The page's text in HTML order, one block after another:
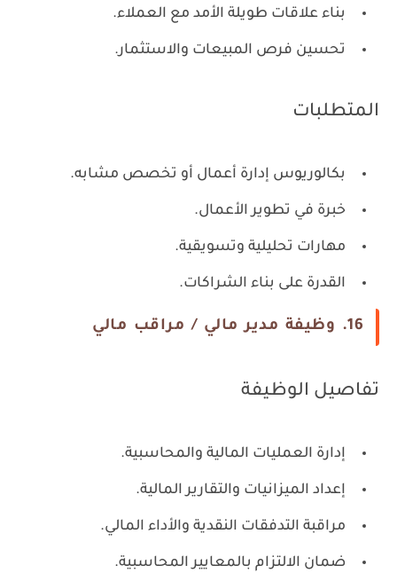
بناء علاقات طويلة الأمد مع العملاء.
تحسين فرص المبيعات والاستثمار.
المتطلبات
بكالوريوس إدارة أعمال أو تخصص مشابه.
خبرة في تطوير الأعمال.
مهارات تحليلية وتسويقية.
القدرة على بناء الشراكات.
16. وظيفة مدير مالي / مراقب مالي
تفاصيل الوظيفة
إدارة العمليات المالية والمحاسبية.
إعداد الميزانيات والتقارير المالية.
مراقبة التدفقات النقدية والأداء المالي.
ضمان الالتزام بالمعايير المحاسبية.